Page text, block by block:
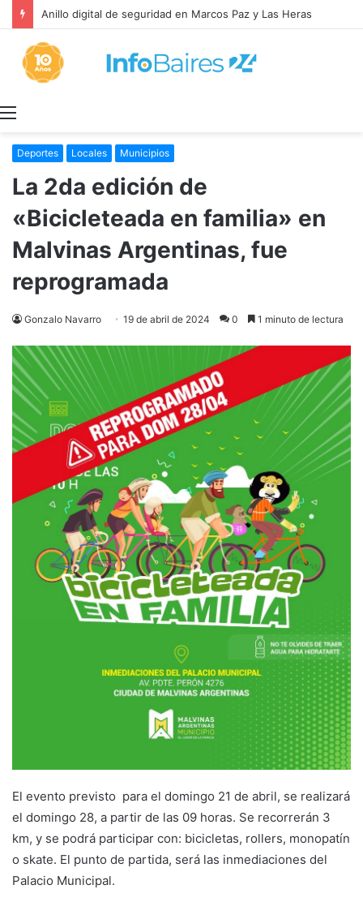
Anillo digital de seguridad en Marcos Paz y Las Heras
Deportes Locales Municipios
La 2da edición de
«Bicicleteada en familia» en
Malvinas Argentinas, fue
reprogramada
Gonzalo Navarro 19 de abril de 2024 0 1 minuto de lectura
El evento previsto para el domingo 21 de abril, se realizará
el domingo 28, a partir de las 09 horas. Se recorrerán 3
km, y se podrá participar con: bicicletas, rollers, monopatín
o skate. El punto de partida, será las inmediaciones del
Palacio Municipal.